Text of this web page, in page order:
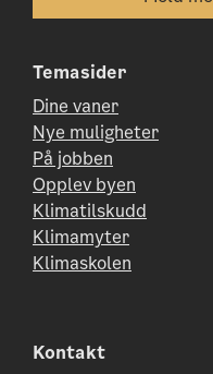
Temasider
Dine vaner
Nye muligheter
På jobben
Opplev byen
Klimatilskudd
Klimamyter
Klimaskolen
Kontakt